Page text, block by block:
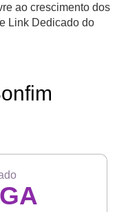
ao crescimento dos
Link Dedicado do